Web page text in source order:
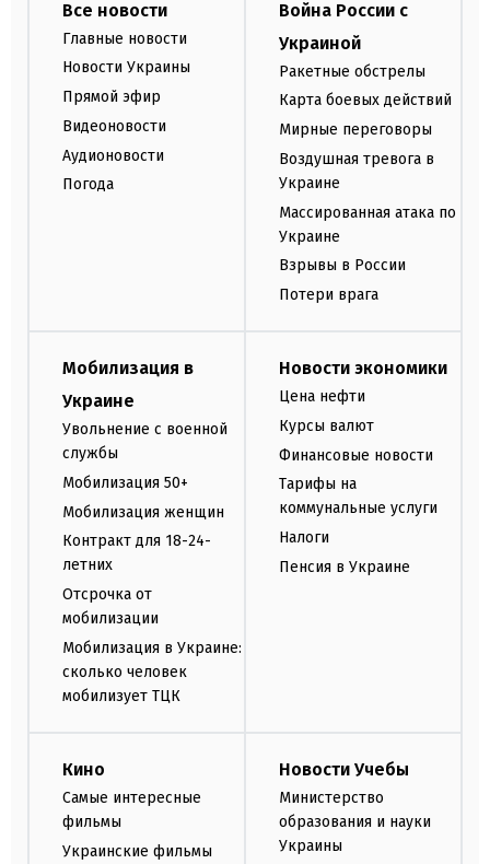
Все новости
Главные новости
Новости Украины
Прямой эфир
Видеоновости
Аудионовости
Погода
Война России с
Украиной
Ракетные обстрелы
Карта боевых действий
Мирные переговоры
Воздушная тревога в
Украине
Массированная атака по
Украине
Взрывы в России
Потери врага
Мобилизация в
Украине
Увольнение с военной
службы
Мобилизация 50+
Мобилизация женщин
Контракт для 18-24-
летних
Отсрочка от
мобилизации
Мобилизация в Украине:
сколько человек
мобилизует ТЦК
Новости экономики
Цена нефти
Курсы валют
Финансовые новости
Тарифы на
коммунальные услуги
Налоги
Пенсия в Украине
Кино
Самые интересные
фильмы
Украинские фильмы
Новости Учебы
Министерство
образования и науки
Украины